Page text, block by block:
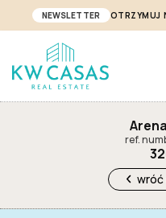
NEWSLETTER OTRZYMUJ
ref.